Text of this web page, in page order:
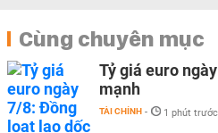
Cùng chuyên mục
Tỷ giá euro
mạnh
TÀI CHÍNH - 1 phút trước